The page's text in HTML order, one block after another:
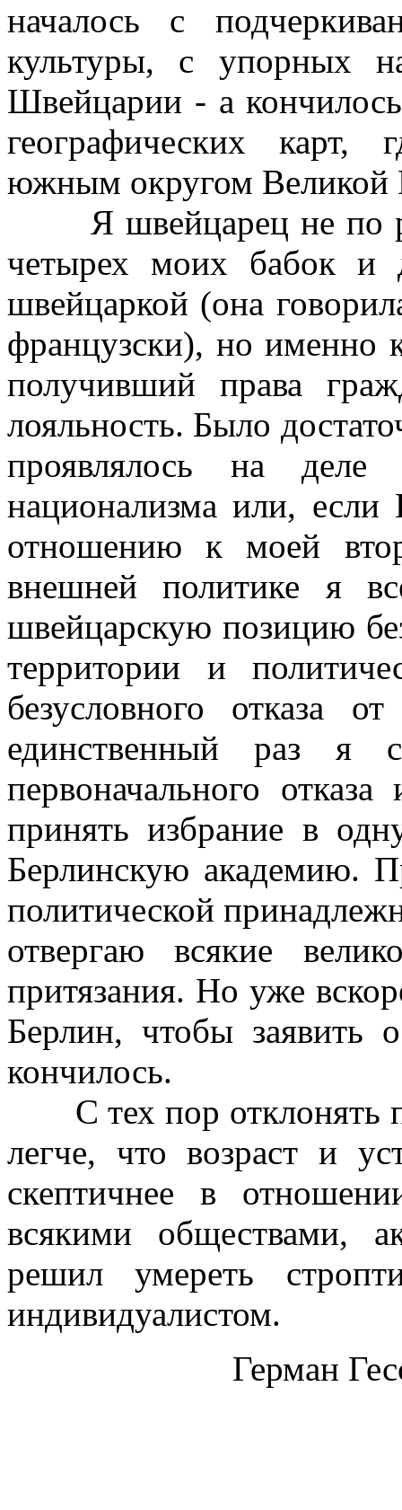
началось с
культуры, с упорных
Швейцарии - а
географических карт,
южным округом Великой
Я швейцарец не по
четырех моих бабок и
швейцаркой (она
французски), но именно
получивший права
лояльность. Было
проявлялось на
национализма или,
отношению к моей
внешней политике я
швейцарскую позицию
территории и
безусловного отказа
единственный раз я
первоначального
принять избрание в
Берлинскую академию.
политической
отвергаю всякие
притязания. Но уже
Берлин, чтобы
кончилось.
С тех пор отклонять
легче, что возраст и
скептичнее в
всякими обществами,
решил умереть
индивидуалистом.
Герман